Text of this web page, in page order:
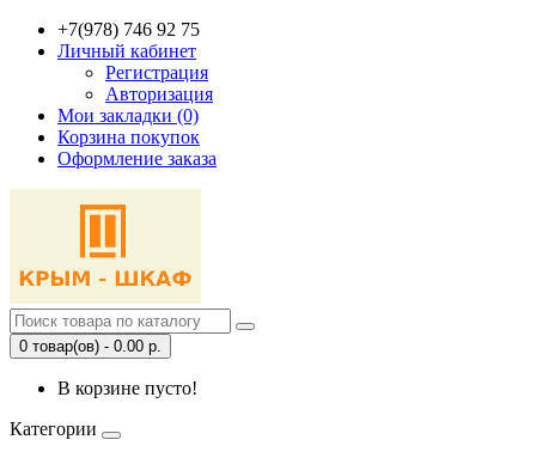
+7(978) 746 92 75
Личный кабинет
Регистрация
Авторизация
Мои закладки (0)
Корзина покупок
Оформление заказа
0 товар(ов) - 0.00 р.
В корзине пусто!
Категории